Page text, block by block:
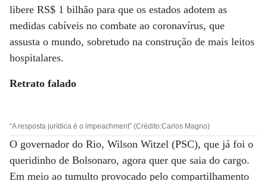
libere RS$ 1 bilhão para que os estados adotem as
medidas cabíveis no combate ao coronavírus, que
assusta o mundo, sobretudo na construção de mais leitos
hospitalares.
Retrato falado
“A resposta jurídica é o impeachment” (Crédito:Carlos Magno)
O governador do Rio, Wilson Witzel (PSC), que já foi o
queridinho de Bolsonaro, agora quer que saia do cargo.
Em meio ao tumulto provocado pelo compartilhamento